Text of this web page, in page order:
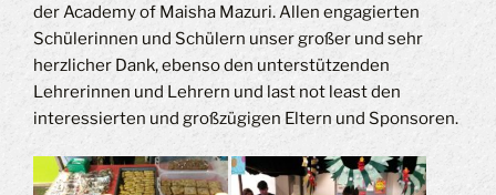
der Academy of Maisha Mazuri. Allen engagierten
Schülerinnen und Schülern unser großer und sehr
herzlicher Dank, ebenso den unterstützenden
Lehrerinnen und Lehrern und last not least den
interessierten und großzügigen Eltern und Sponsoren.